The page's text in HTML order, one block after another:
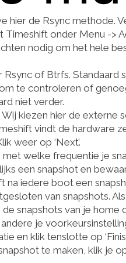
hier de Rsync methode.
onder Menu ->
nodig om het hele
of Btrfs. Standaard
te controleren of
niet verder.
kiezen hier de externe
vindt de hardware
weer op ‘Next’.
welke frequentie je
een snapshot en
na iedere boot een
van snapshots.
de snapshots van je
je
en klik tenslotte op
te maken, klik je